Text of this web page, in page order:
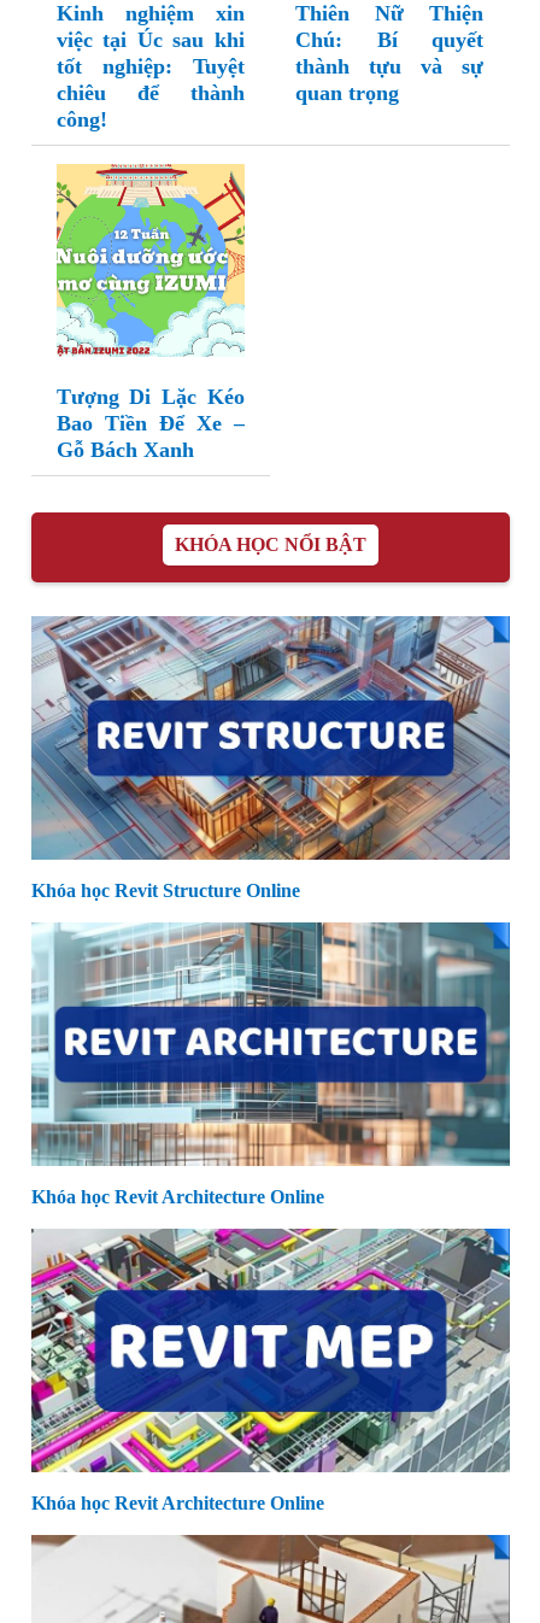
Kinh nghiệm xin
việc tại Úc sau khi
tốt nghiệp: Tuyệt
chiêu để thành
công!
Thiên Nữ Thiện
Chú: Bí quyết
thành tựu và sự
quan trọng
Tượng Di Lặc Kéo
Bao Tiền Để Xe –
Gỗ Bách Xanh
KHÓA HỌC NỔI BẬT
Khóa học Revit Structure Online
Khóa học Revit Architecture Online
Khóa học Revit Architecture Online